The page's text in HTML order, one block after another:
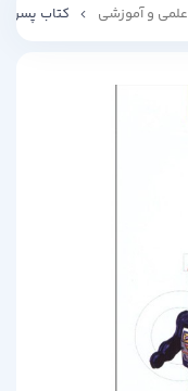
علمی و آموزشی کتاب پسر